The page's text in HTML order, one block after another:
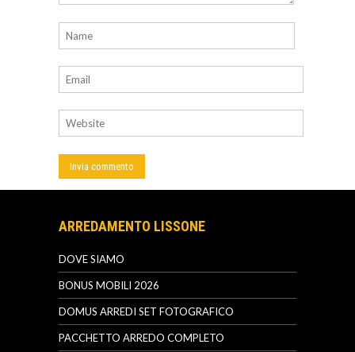
ARREDAMENTO LISSONE
DOVE SIAMO
BONUS MOBILI 2026
DOMUS ARREDI SET FOTOGRAFICO
PACCHETTO ARREDO COMPLETO